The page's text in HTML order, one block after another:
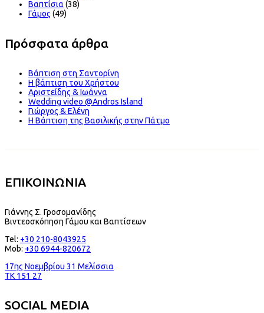
Βαπτίσια (38)
Γάμος (49)
Πρόσφατα άρθρα
Βάπτιση στη Σαντορίνη
Η βάπτιση του Χρήστου
Αριστείδης & Ιωάννα
Wedding video @Andros Island
Γιώργος & Ελένη
Η Βάπτιση της Βασιλικής στην Πάτμο
ΕΠΙΚΟΙΝΩΝΙΑ
Γιάννης Σ. Γροσομανίδης
Βιντεοσκόπηση Γάμου και Βαπτίσεων
Tel: +30 210-8043925
Mob: +30 6944-820672
17ης Νοεμβρίου 31 Μελίσσια
TK 151 27
SOCIAL MEDIA